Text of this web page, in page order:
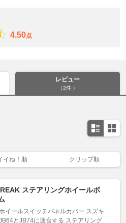
4.50点
レビュー
（2件 ）
イね！順 クリップ順
ステアリングホイールボ
イールスイッチパネルカバー スズキ
とJB74に適合する ステアリング